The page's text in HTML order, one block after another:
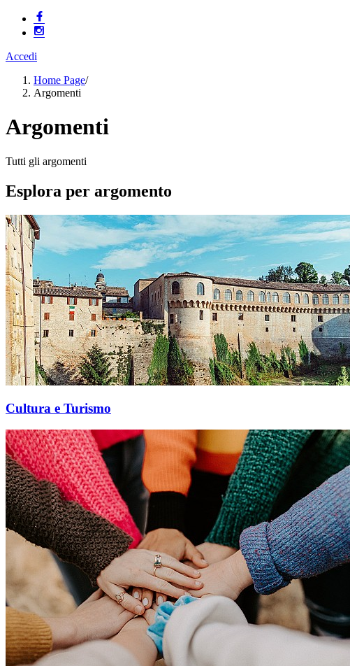
Accedi
Home Page/
Argomenti
Argomenti
Tutti gli argomenti
Esplora per argomento
Cultura e Turismo